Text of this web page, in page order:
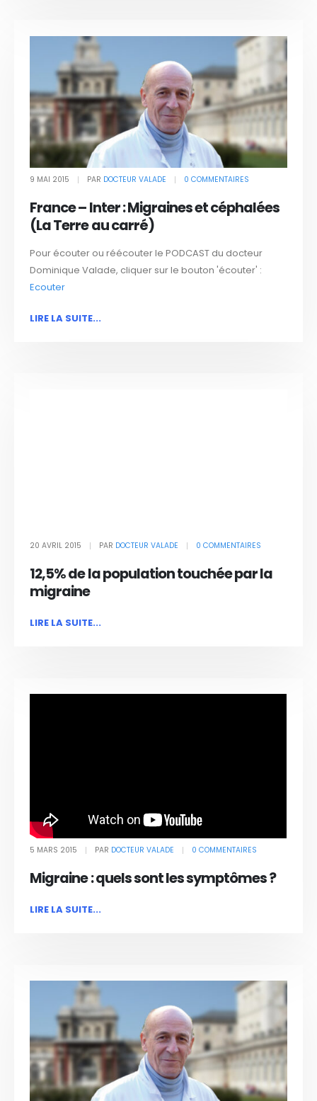
9 MAI 2015 PAR DOCTEUR VALADE 0 COMMENTAIRES
France – Inter : Migraines et céphalées
(La Terre au carré)
Pour écouter ou réécouter le PODCAST du docteur
Dominique Valade, cliquer sur le bouton 'écouter' :
Ecouter
LIRE LA SUITE...
20 AVRIL 2015 PAR DOCTEUR VALADE 0 COMMENTAIRES
12,5% de la population touchée par la
migraine
LIRE LA SUITE...
5 MARS 2015 PAR DOCTEUR VALADE 0 COMMENTAIRES
Migraine : quels sont les symptômes ?
LIRE LA SUITE...